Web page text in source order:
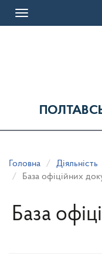
Toggle
Головна Діяльність
База офіційних
База